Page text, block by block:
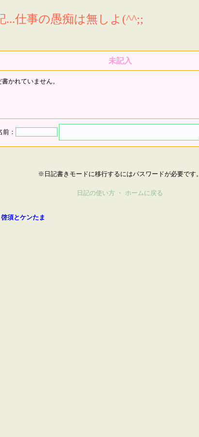
...仕事の愚痴は無しよ(^^;;
未記入
かれていません。
前：
※日記書きモードに移行するにはパスワードが必要です。
日記の使い方 ・ ホームに戻る
啓須とケンたま